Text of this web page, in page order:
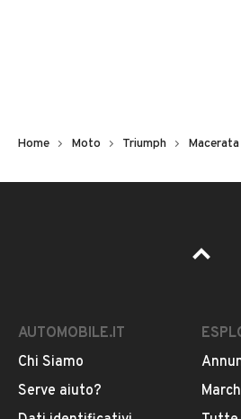
Cambio
Cilindrata
1160
VEDI
VENDITORE
MOTO RACING S.R.L.
Home Moto Triumph Macerata
AUTOMOBILE.IT
Chi Siamo
Serve aiuto?